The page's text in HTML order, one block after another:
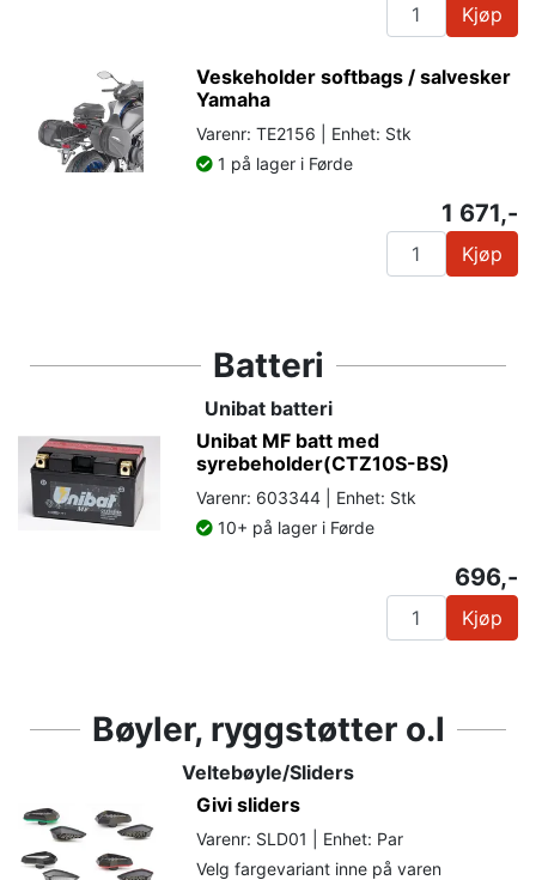
Kjøp
Veskeholder softbags / salvesker
Yamaha
Varenr: TE2156 | Enhet: Stk
1 på lager i Førde
1 671,-
Kjøp
Batteri
Unibat batteri
Unibat MF batt med
syrebeholder(CTZ10S-BS)
Varenr: 603344 | Enhet: Stk
10+ på lager i Førde
696,-
Kjøp
Bøyler, ryggstøtter o.l
Veltebøyle/Sliders
Givi sliders
Varenr: SLD01 | Enhet: Par
Velg fargevariant inne på varen